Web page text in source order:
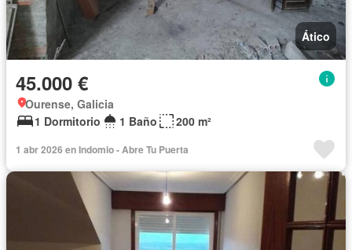
Ático
45.000 €
Ourense, Galicia
1 Dormitorio
1 Baño 200 m²
1 abr 2026 en Indomio - Abre Tu Puerta